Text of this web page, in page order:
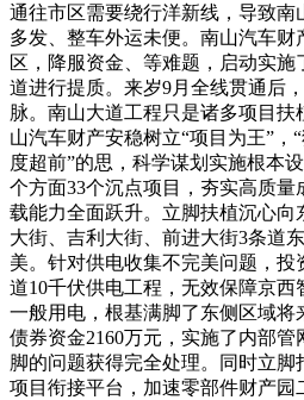
通往市区需要绕行洋新线，导致
多发、整车外运未便。南山汽车
区，降服资金、等难题，启动实
道进行提质。来岁9月全线贯通后
脉。南山大道工程只是诸多项目
山汽车财产安稳树立“项目为王”，
度超前”的思，科学谋划实施根本
个方面33个沉点项目，夯实高质量
载能力全面跃升。立脚扶植沉心
大街、吉利大街、前进大街3条道
美。针对供电收集不完美问题，投
道10千伏供电工程，无效保障京
一般用电，根基满脚了东侧区域将
债券资金2160万元，实施了内部
脚的问题获得完全处理。同时立
项目衔接平台，加速零部件财产园